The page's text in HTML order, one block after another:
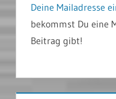
Deine Mailadresse
bekommst Du eine
Beitrag gibt!